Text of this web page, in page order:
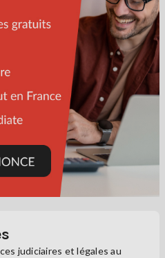
judiciaires et légales au